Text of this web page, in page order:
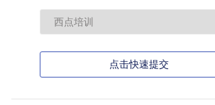
点击快速提交